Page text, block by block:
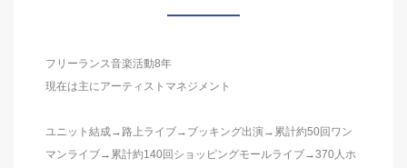
フリーランス音楽活動8年
現在は主にアーティストマネジメント
ユニット結成→路上ライブ→ブッキング出演→累計約50回ワン
マンライブ→累計約140回ショッピングモールライブ→370人ホ